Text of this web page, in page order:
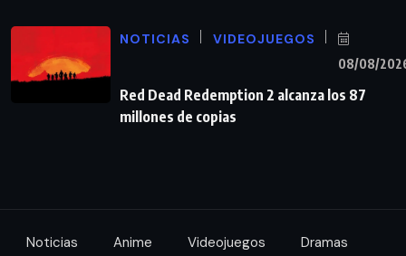
NOTICIAS VIDEOJUEGOS
08/08/
Red Dead Redemption 2 alcanza los 87
millones de copias
Noticias Anime Videojuegos
Dramas